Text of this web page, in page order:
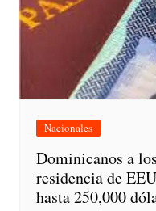
Nacionales
Dominicanos a
residencia de
hasta 250,000